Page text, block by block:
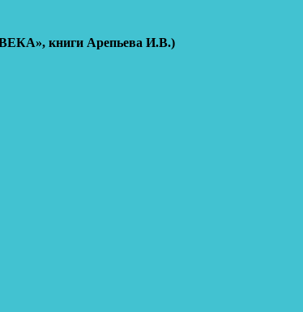
книги Арепьева И.В.)